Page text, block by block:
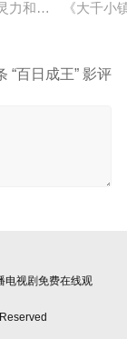
而至，他身化亿万
力和武魂并存的世
《大千小
“百日成王” 影评
电视剧免费在线观